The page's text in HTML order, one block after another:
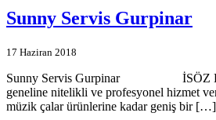
Sunny Servis Gurpinar
17 Haziran 2018
Sunny Servis Gurpinar İSÖZ
geneline nitelikli ve profesyonel hizmet
müzik çalar ürünlerine kadar geniş bir […]